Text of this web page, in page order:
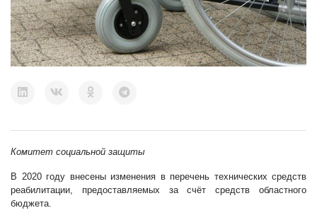
Комитет социальной защиты
В 2020 году внесены изменения в перечень технических средств
реабилитации, предоставляемых за счёт средств областного
бюджета.